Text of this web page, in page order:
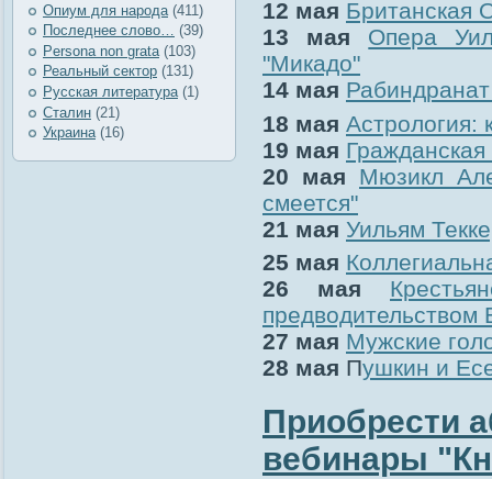
Опиум для народа (411)
Последнее слово… (39)
Рersona non grata (103)
Реальный сектор (131)
Русская литература (1)
Сталин (21)
Украина(16)
12 мая Британская
13 мая Опера
"Микадо"
14 мая
18 мая Астрология:
19 мая
20 мая Мюзикл
смеется"
21 мая Уильям
25 мая
26 мая
предводительством
27 мая Мужские
28 мая Пушкин и
Приобрести
вебинары